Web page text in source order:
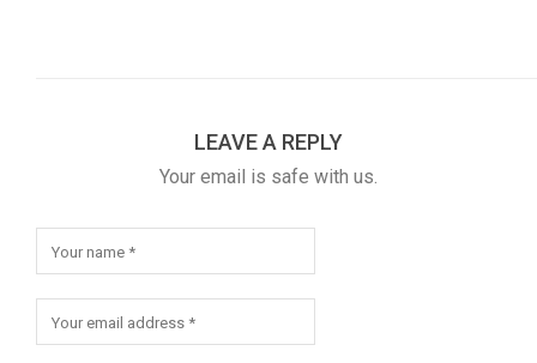
LEAVE A REPLY
Your email is safe with us.